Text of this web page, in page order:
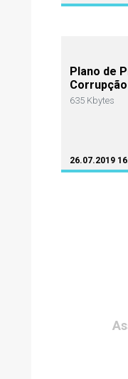
Plano de
635 Kbytes
26.07.2019